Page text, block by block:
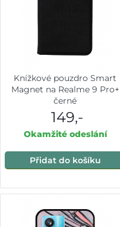
Knížkové pouzdro Smart
Magnet na Realme 9 Pro+
černé
149,-
Okamžité odeslání
Přidat do košíku